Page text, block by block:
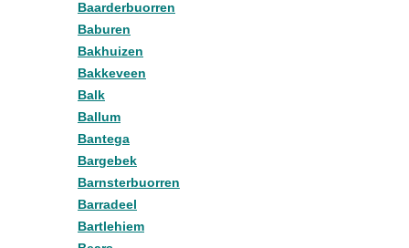
Baarderbuorren
Baburen
Bakhuizen
Bakkeveen
Balk
Ballum
Bantega
Bargebek
Barnsterbuorren
Barradeel
Bartlehiem